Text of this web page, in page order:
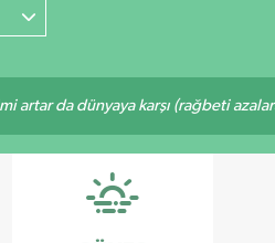
artar da dünyaya karşı (rağbeti